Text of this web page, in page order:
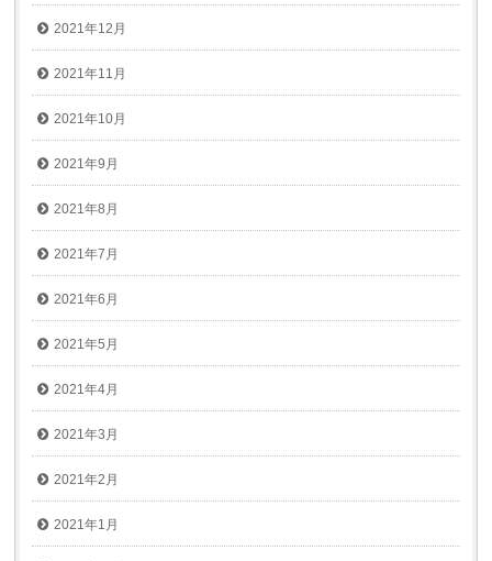
2021年12月
2021年11月
2021年10月
2021年9月
2021年8月
2021年7月
2021年6月
2021年5月
2021年4月
2021年3月
2021年2月
2021年1月